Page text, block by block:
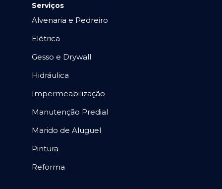
Serviços
Alvenaria e Pedreiro
Elétrica
Gesso e Drywall
Hidráulica
Impermeabilização
Manutenção Predial
Marido de Aluguel
Pintura
Reforma